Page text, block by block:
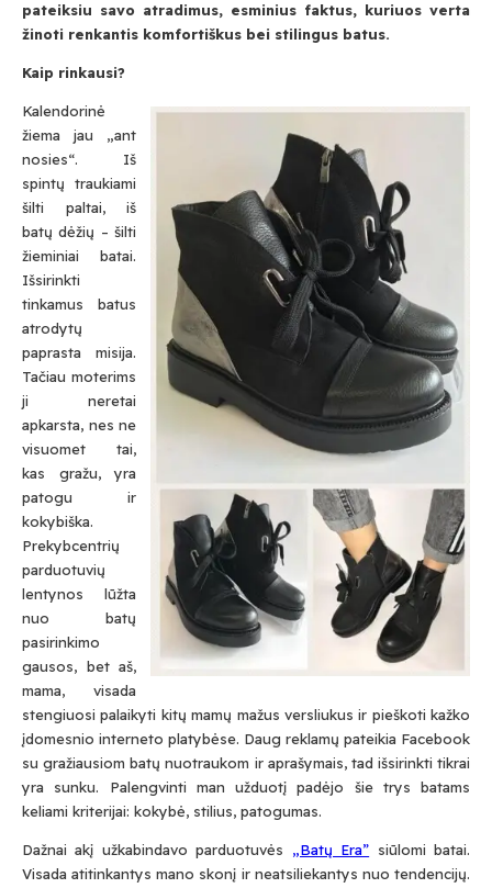
pateiksiu savo atradimus, esminius faktus, kuriuos verta
žinoti renkantis komfortiškus bei stilingus batus.
Kaip rinkausi?
Kalendorinė
žiema jau „ant
nosies“. Iš
spintų traukiami
šilti paltai, iš
batų dėžių – šilti
žieminiai batai.
Išsirinkti
tinkamus batus
atrodytų
paprasta misija.
Tačiau moterims
ji neretai
apkarsta, nes ne
visuomet tai,
kas gražu, yra
patogu ir
kokybiška.
Prekybcentrių
parduotuvių
lentynos lūžta
nuo batų
pasirinkimo
gausos, bet aš,
mama, visada
stengiuosi palaikyti kitų mamų mažus versliukus ir pieškoti kažko
įdomesnio interneto platybėse. Daug reklamų pateikia Facebook
su gražiausiom batų nuotraukom ir aprašymais, tad išsirinkti tikrai
yra sunku. Palengvinti man užduotį padėjo šie trys batams
keliami kriterijai: kokybė, stilius, patogumas.
Dažnai akį užkabindavo parduotuvės „Batų Era” siūlomi batai.
Visada atitinkantys mano skonį ir neatsiliekantys nuo tendencijų.